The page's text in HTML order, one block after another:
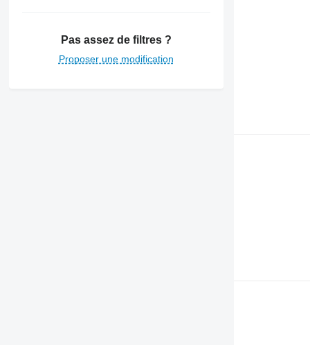
Pas assez de filtres ?
Proposer une modification